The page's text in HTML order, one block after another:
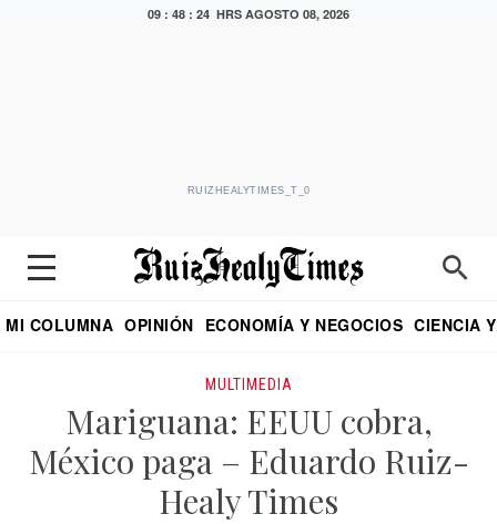
09 : 48 : 24 HRS AGOSTO 08, 2026
RUIZHEALYTIMES_T_0
MI COLUMNA OPINIÓN ECONOMÍA Y NEGOCIOS CIENCIA
MULTIMEDIA
Mariguana: EEUU cobra,
México paga – Eduardo Ruiz-
Healy Times